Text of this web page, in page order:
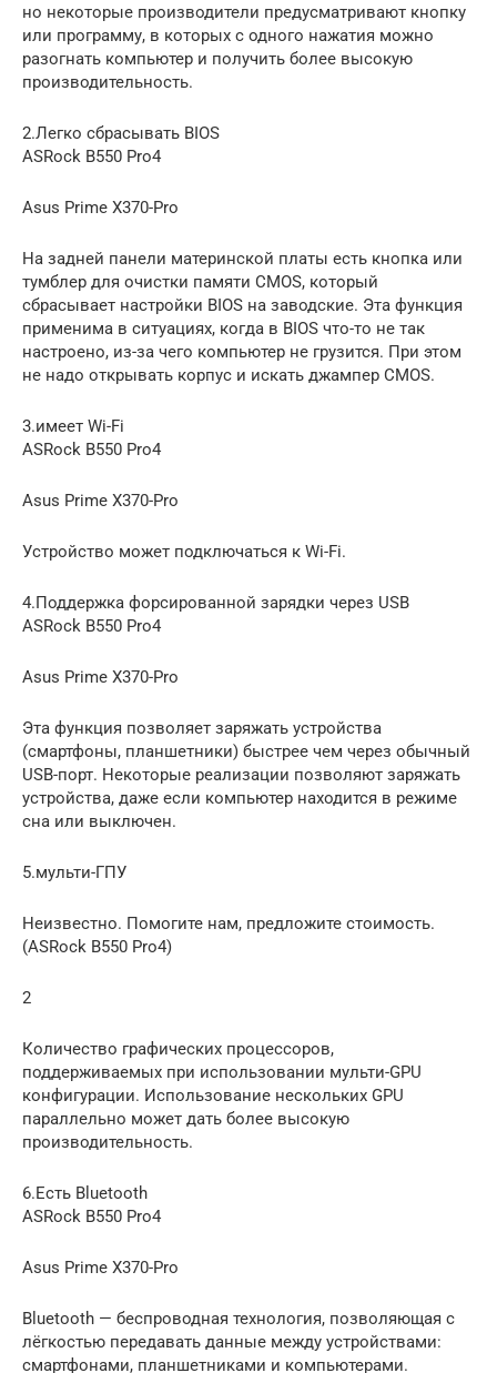
но некоторые производители предусматривают кнопку
или программу, в которых с одного нажатия можно
разогнать компьютер и получить более высокую
производительность.
2.Легко сбрасывать BIOS
ASRock B550 Pro4
Asus Prime X370-Pro
На задней панели материнской платы есть кнопка или
тумблер для очистки памяти CMOS, который
сбрасывает настройки BIOS на заводские. Эта функция
применима в ситуациях, когда в BIOS что-то не так
настроено, из-за чего компьютер не грузится. При этом
не надо открывать корпус и искать джампер CMOS.
3.имеет Wi-Fi
ASRock B550 Pro4
Asus Prime X370-Pro
Устройство может подключаться к Wi-Fi.
4.Поддержка форсированной зарядки через USB
ASRock B550 Pro4
Asus Prime X370-Pro
Эта функция позволяет заряжать устройства
(смартфоны, планшетники) быстрее чем через обычный
USB-порт. Некоторые реализации позволяют заряжать
устройства, даже если компьютер находится в режиме
сна или выключен.
5.мульти-ГПУ
Неизвестно. Помогите нам, предложите стоимость.
(ASRock B550 Pro4)
2
Количество графических процессоров,
поддерживаемых при использовании мульти-GPU
конфигурации. Использование нескольких GPU
параллельно может дать более высокую
производительность.
6.Есть Bluetooth
ASRock B550 Pro4
Asus Prime X370-Pro
Bluetooth — беспроводная технология, позволяющая с
лёгкостью передавать данные между устройствами:
смартфонами, планшетниками и компьютерами.